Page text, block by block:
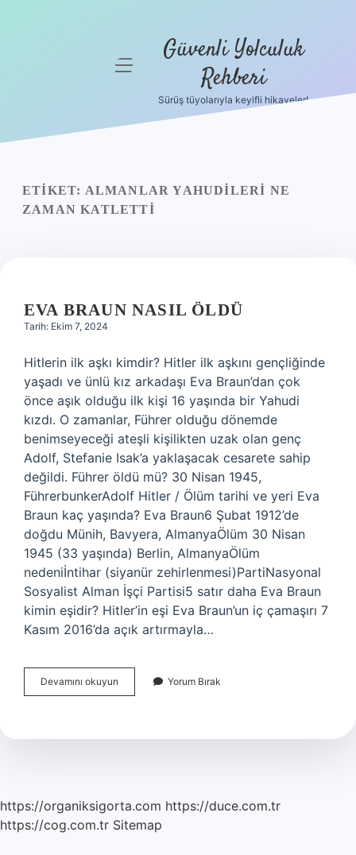
Yasal Uyarı
menüyü Güvenli Yolculuk
Rehberi
Sürüş tüyolarıyla keyifli hikayeler!
ETIKET: ALMANLAR YAHUDILERI NE
ZAMAN KATLETTI
EVA BRAUN NASIL ÖLDÜ
Tarih: Ekim 7, 2024
Hitlerin ilk aşkı kimdir? Hitler ilk aşkını gençliğinde
yaşadı ve ünlü kız arkadaşı Eva Braun’dan çok
önce aşık olduğu ilk kişi 16 yaşında bir Yahudi
kızdı. O zamanlar, Führer olduğu dönemde
benimseyeceği ateşli kişilikten uzak olan genç
Adolf, Stefanie Isak’a yaklaşacak cesarete sahip
değildi. Führer öldü mü? 30 Nisan 1945,
FührerbunkerAdolf Hitler / Ölüm tarihi ve yeri Eva
Braun kaç yaşında? Eva Braun6 Şubat 1912’de
doğdu Münih, Bavyera, AlmanyaÖlüm 30 Nisan
1945 (33 yaşında) Berlin, AlmanyaÖlüm
nedeniİntihar (siyanür zehirlenmesi)PartiNasyonal
Sosyalist Alman İşçi Partisi5 satır daha Eva Braun
kimin eşidir? Hitler’in eşi Eva Braun’un iç çamaşırı 7
Kasım 2016’da açık artırmayla…
Devamını okuyun
Braun
Yorum Bırak
https://organiksigorta.com https://duce.com.tr
https://cog.com.tr Sitemap